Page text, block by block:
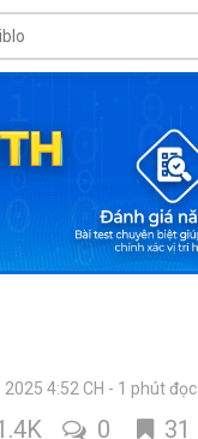
4:52 CH 1 phút đọc
0 31